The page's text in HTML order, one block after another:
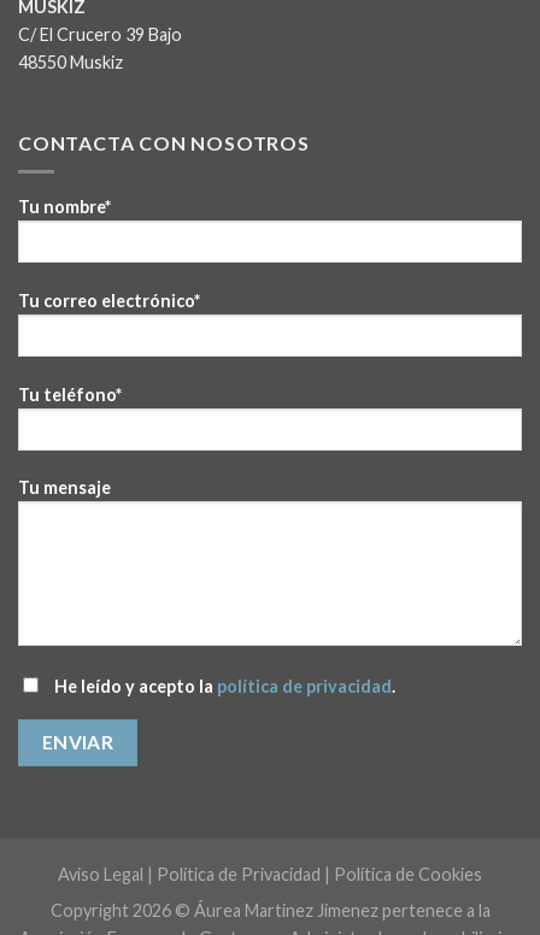
MUSKIZ
C/ El Crucero 39 Bajo
48550 Muskiz
CONTACTA CON NOSOTROS
Tu nombre*
Tu correo electrónico*
Tu teléfono*
Tu mensaje
He leído y acepto la política de privacidad.
Aviso Legal | Política de Privacidad | Política de Cookies
Copyright 2026 © Áurea Martinez Jimenez pertenece a la